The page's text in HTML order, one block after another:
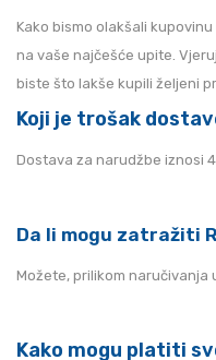
Kako bismo olakšali
na vaše najčešće upite.
biste što lakše kupili željeni
Koji je trošak
Dostava za narudžbe iznosi
Da li mogu zatražiti
Možete, prilikom naručivanja
Kako mogu platiti